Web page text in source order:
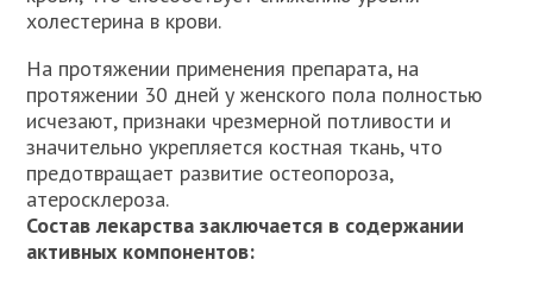
холестерина в крови.
На протяжении применения препарата, на
протяжении 30 дней у женского пола полностью
исчезают, признаки чрезмерной потливости и
значительно укрепляется костная ткань, что
предотвращает развитие остеопороза,
атеросклероза.
Состав лекарства заключается в содержании
активных компонентов: